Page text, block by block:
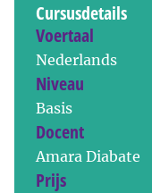
Cursusdetails
Voertaal
Nederlands
Niveau
Basis
Docent
Amara Diabate
Prijs